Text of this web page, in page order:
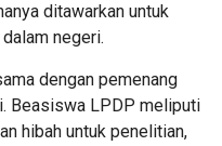
ditawarkan untuk
negeri.
dengan pemenang
Beasiswa LPDP meliputi
hibah untuk penelitian,